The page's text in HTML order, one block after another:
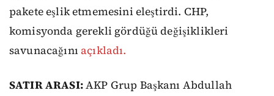
pakete eşlik etmemesini eleştirdi. CHP,
komisyonda gerekli gördüğü değişiklikleri
savunacağını açıkladı.
SATIR ARASI:AKP Grup Başkanı Abdullah